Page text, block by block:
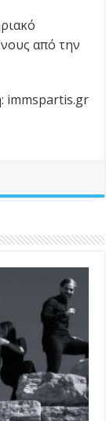
από την
immspartis.gr